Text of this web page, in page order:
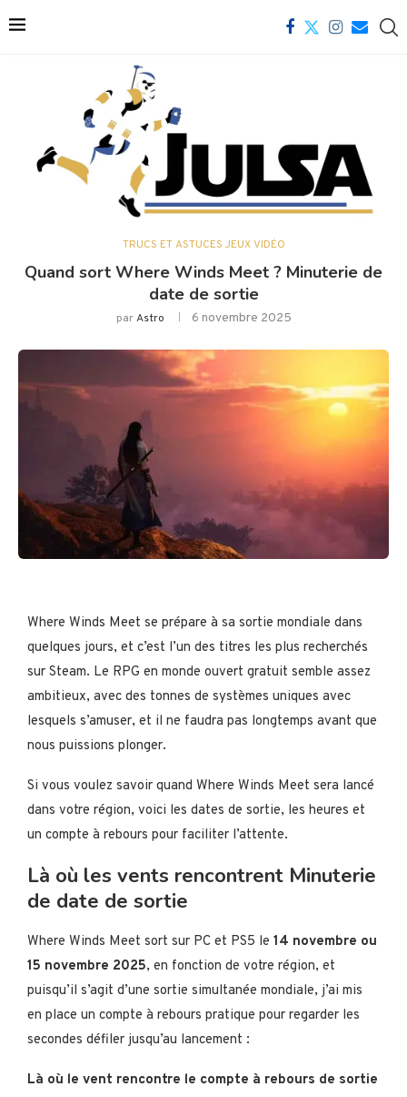
TRUCS ET ASTUCES JEUX VIDÉO
Quand sort Where Winds Meet ? Minuterie de
date de sortie
parAstro 6 novembre 2025
Where Winds Meet se prépare à sa sortie mondiale dans
quelques jours, et c’est l’un des titres les plus recherchés
sur Steam. Le RPG en monde ouvert gratuit semble assez
ambitieux, avec des tonnes de systèmes uniques avec
lesquels s’amuser, et il ne faudra pas longtemps avant que
nous puissions plonger.
Si vous voulez savoir quand Where Winds Meet sera lancé
dans votre région, voici les dates de sortie, les heures et
un compte à rebours pour faciliter l’attente.
Là où les vents rencontrent Minuterie
de date de sortie
Where Winds Meet sort sur PC et PS5 le 14 novembre ou
15 novembre 2025, en fonction de votre région, et
puisqu’il s’agit d’une sortie simultanée mondiale, j’ai mis
en place un compte à rebours pratique pour regarder les
secondes défiler jusqu’au lancement :
Là où le vent rencontre le compte à rebours de sortie